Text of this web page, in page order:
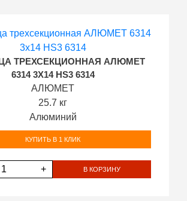
ТРЕХСЕКЦИОННАЯ АЛЮМЕТ
6314 3Х14 HS3 6314
АЛЮМЕТ
25.7 кг
Алюминий
КУПИТЬ В 1 КЛИК
+ В КОРЗИНУ